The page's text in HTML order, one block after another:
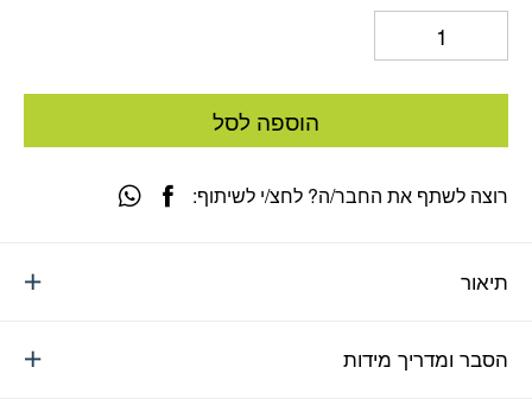
הוספה לסל
תיאור
הסבר ומדריך מידות
רוצה לשתף את החבר/ה? לחצ/י לשיתוף: